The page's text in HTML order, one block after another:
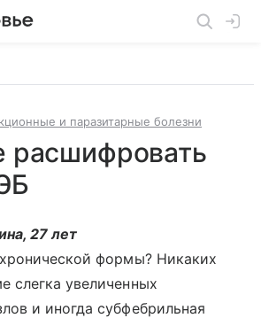
и паразитарные болезни
расшифровать
27 лет
формы? Никаких
слегка увеличенных
и иногда субфебрильная